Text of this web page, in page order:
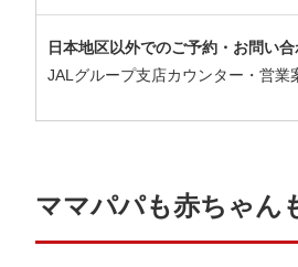
日本地区以外でのご予約・お問い
JALグループ支店カウンター・営業
ママパパも赤ちゃん